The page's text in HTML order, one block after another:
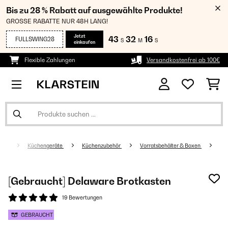
Bis zu 28 % Rabatt auf ausgewählte Produkte!
GROSSE RABATTE NUR 48H LANG!
FULLSWING28
Jetzt
einkaufen
43 S 32 M 15 S
Flexible Zahlungen Versandkostenfrei ab 100€
Küchengeräte Küchenzubehör Vorratsbehälter & Boxen
[Gebraucht] Delaware Brotkasten
19 Bewertungen
GEBRAUCHT